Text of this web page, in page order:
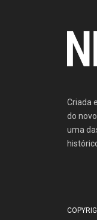
Criada
do
uma